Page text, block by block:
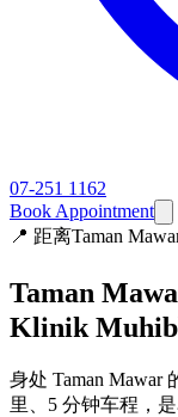
07-251 1162
Book Appointment
📍 距离Taman
Taman
Klinik
身处 Taman Mawar
里、5 分钟车程，